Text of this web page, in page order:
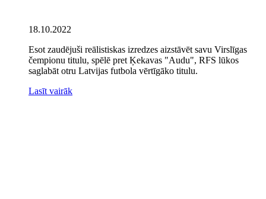
18.10.2022
Esot zaudējuši reālistiskas izredzes aizstāvēt savu Virslīgas
čempionu titulu, spēlē pret Ķekavas "Audu", RFS lūkos
saglabāt otru Latvijas futbola vērtīgāko titulu.
Lasīt vairāk